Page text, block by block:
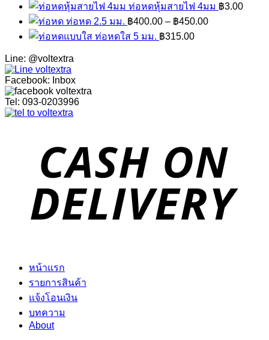
ท่อหดหุ้มสายไฟ 4มม ฿3.00
ท่อหด 2.5 มม. ฿400.00 – ฿450.00
ท่อหดใส 5 มม. ฿315.00
Line: @voltextra
Facebook: Inbox
Tel: 093-0203996
หน้าแรก
รายการสินค้า
แจ้งโอนเงิน
บทความ
About